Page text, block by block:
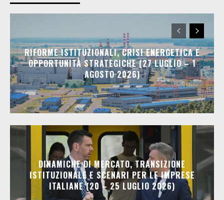
RIFORME ISTITUZIONALI, CRISI ENERGETICA E
OPPORTUNITÀ STRATEGICHE (27 LUGLIO – 1
AGOSTO 2026)
DINAMICHE DI MERCATO, TRANSIZIONE
ISTITUZIONALE E SCENARI PER LE IMPRESE
ITALIANE (20 – 25 LUGLIO 2026)